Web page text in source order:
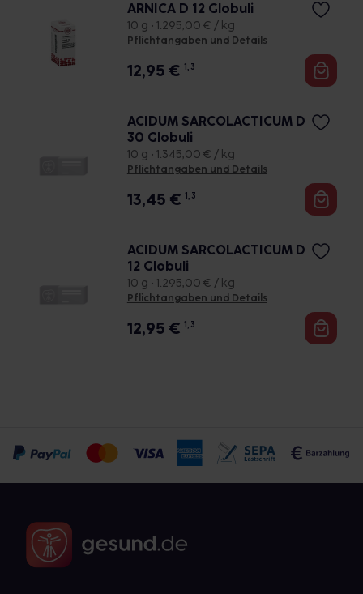
ARNICA D 12 Globuli
10 g • 1.295,00 € / kg
Pflichtangaben und Details
12,95 € 1, 3
ACIDUM SARCOLACTICUM D
30 Globuli
10 g • 1.345,00 € / kg
Pflichtangaben und Details
13,45 € 1, 3
ACIDUM SARCOLACTICUM D
12 Globuli
10 g • 1.295,00 € / kg
Pflichtangaben und Details
12,95 € 1, 3